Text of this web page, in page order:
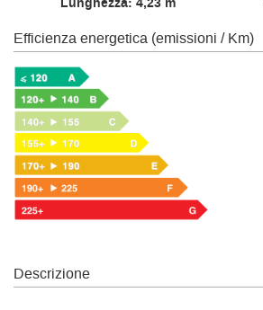
Efficienza energetica (emissioni / Km)
Descrizione